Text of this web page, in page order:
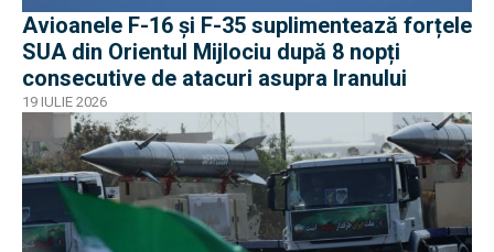
Avioanele F-16 și F-35 suplimentează forțele
SUA din Orientul Mijlociu după 8 nopți
consecutive de atacuri asupra Iranului
19 IULIE 2026